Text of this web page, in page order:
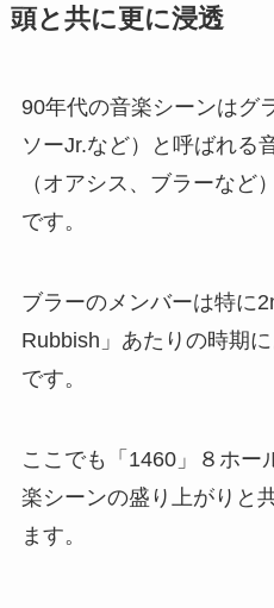
頭と共に更に浸透
90年代の音楽シーンはグ
ソーJr.など）と呼ばれる
（オアシス、ブラーなど
です。
ブラーのメンバーは特に
Rubbish」あたりの時期
です。
ここでも「1460」８ホー
楽シーンの盛り上がりと
ます。